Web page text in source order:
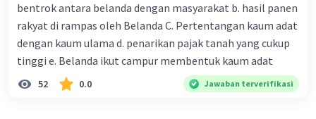
Beri Rating
Nanda R Community Level 89
28 September 2023 00:51
bentrok antara belanda dengan masyarakat b. hasil panen
rakyat di rampas oleh Belanda C. Pertentangan kaum adat
dengan kaum ulama d. penarikan pajak tanah yang cukup
tinggi e. Belanda ikut campur membentuk kaum adat
52 0.0 Jawaban terverifikasi